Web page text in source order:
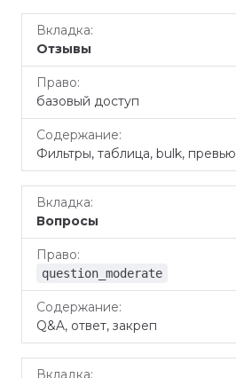
Отзывы
базовый доступ
Фильтры, таблица, bulk, превью
Вопросы
question_moderate
Q&A, ответ, закреп